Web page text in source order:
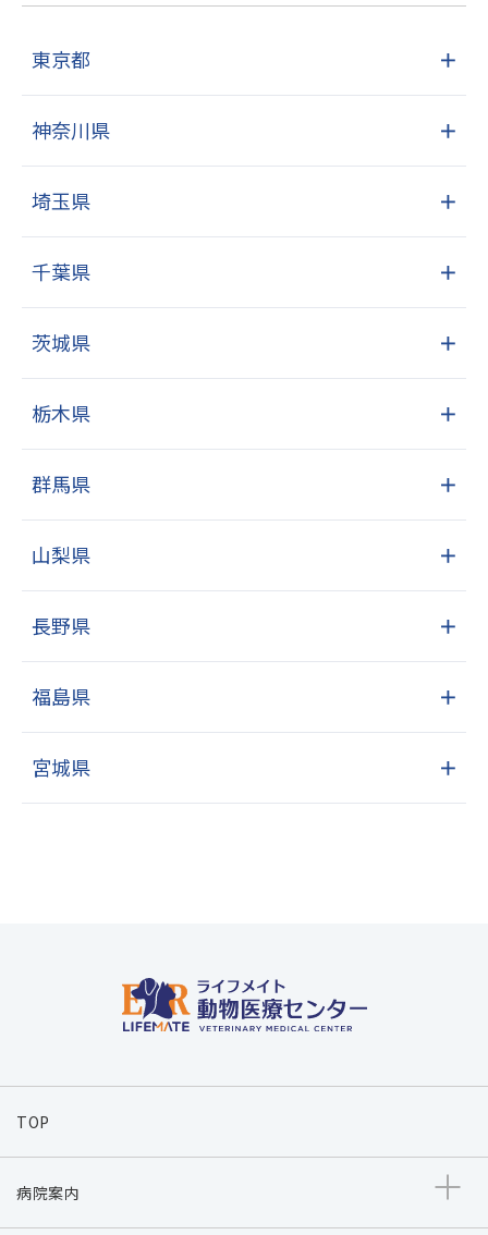
東京都 ＋
神奈川県 ＋
埼玉県 ＋
千葉県 ＋
茨城県 ＋
栃木県 ＋
群馬県 ＋
山梨県 ＋
長野県 ＋
福島県 ＋
宮城県 ＋
TOP
病院案内